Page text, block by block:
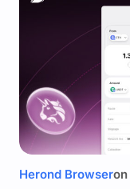
Herond Browseron